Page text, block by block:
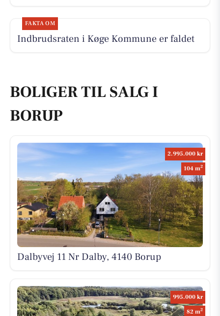
FAKTA OM
Indbrudsraten i Køge Kommune er faldet
BOLIGER TIL SALG I
BORUP
2.995.000 kr
104 m2
Dalbyvej 11 Nr Dalby, 4140 Borup
995.000 kr
82 m2